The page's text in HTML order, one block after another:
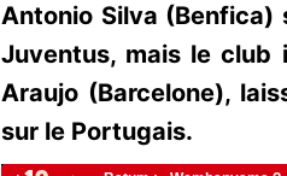
Antonio Silva
Juventus, mais le club
Araujo (Barcelone),
sur le Portugais.